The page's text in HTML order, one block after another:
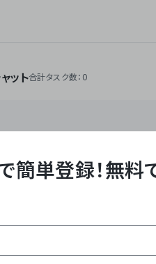
ット合計タスク数：0
**Yoom株式会社は、ビジネスオ
API・RPA・OCRなどの技術を
作業やデスクワークを自動化
- **主力プロダクト「Yoom」**:
メール対応、請求書処理、日
簡単登録！無料